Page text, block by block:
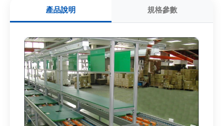
產品說明 規格參數